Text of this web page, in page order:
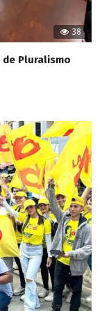
38
Pluralismo